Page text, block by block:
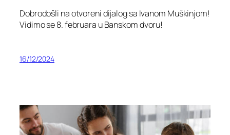
Dobrodošli na otvoreni dijalog sa Ivanom Muškinjom!
Vidimo se 8. februara u Banskom dvoru!
16/12/2024